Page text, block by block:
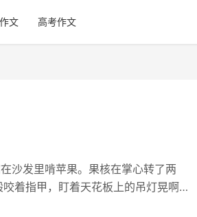
文 高考作文
沙发里啃苹果。果核在掌心转了两
着指甲，盯着天花板上的吊灯晃啊